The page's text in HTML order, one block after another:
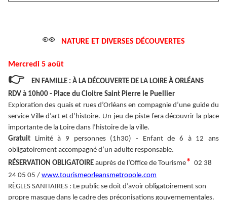
👀 NATURE ET DIVERSES DÉCOUVERTES
Mercredi 5 août
👉
EN FAMILLE : À LA DÉCOUVERTE DE LA LOIRE À ORLÉANS
RDV à 10h00 - Place du Cloitre Saint Pierre le Puellier
Exploration des quais et rues d’Orléans en compagnie d’une guide du
service Ville d’art et d’histoire. Un jeu de piste fera découvrir la place
importante de la Loire dans l’histoire de la ville.
Gratuit Limité à 9 personnes (1h30) - Enfant de 6 à 12 ans
obligatoirement accompagné d’un adulte responsable.
RÉSERVATION OBLIGATOIRE auprès de l’Office de Tourisme* 02 38
24 05 05 / www.tourismeorleansmetropole.com
RÈGLES SANITAIRES : Le public se doit d’avoir obligatoirement son
propre masque dans le cadre des préconisations gouvernementales.